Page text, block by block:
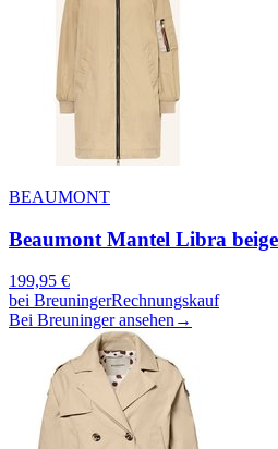
BEAUMONT
Beaumont Mantel Libra beige
199,95 €
bei BreuningerRechnungskauf
Bei Breuninger ansehen→